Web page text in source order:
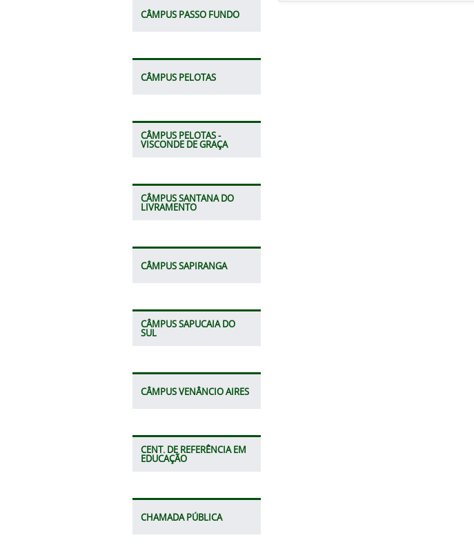
CÂMPUS PASSO FUNDO
CÂMPUS PELOTAS
CÂMPUS PELOTAS -
VISCONDE DE GRAÇA
CÂMPUS SANTANA DO
LIVRAMENTO
CÂMPUS SAPIRANGA
CÂMPUS SAPUCAIA DO
SUL
CÂMPUS VENÂNCIO AIRES
CENT. DE REFERÊNCIA EM
EDUCAÇÃO
CHAMADA PÚBLICA